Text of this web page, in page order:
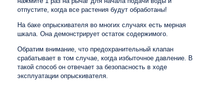
отпустите, когда все растения будут обработаны!
На баке опрыскивателя во многих случаях есть мерная
шкала. Она демонстрирует остаток содержимого.
Обратим внимание, что предохранительный клапан
срабатывает в том случае, когда избыточное давление. В
такой способ он отвечает за безопасность в ходе
эксплуатации опрыскивателя.